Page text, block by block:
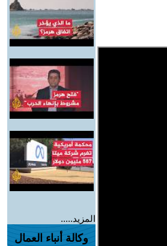
المزيد.....
وكالة أنباء العمال